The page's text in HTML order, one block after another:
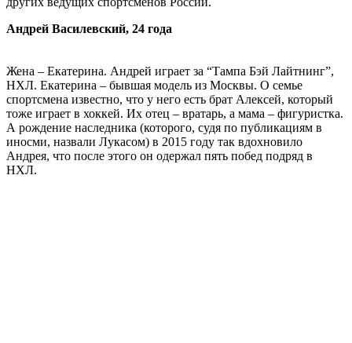
Андрей Василевский, 24 года
Жена – Екатерина. Андрей играет за “Тампа Бэй Лайтнинг”,
НХЛ. Екатерина – бывшая модель из Москвы. О семье
спортсмена известно, что у него есть брат Алексей, который
тоже играет в хоккей. Их отец – вратарь, а мама – фигуристка.
А рождение наследника (которого, судя по публикациям в
иносми, назвали Лукасом) в 2015 году так вдохновило
Андрея, что после этого он одержал пять побед подряд в
НХЛ.